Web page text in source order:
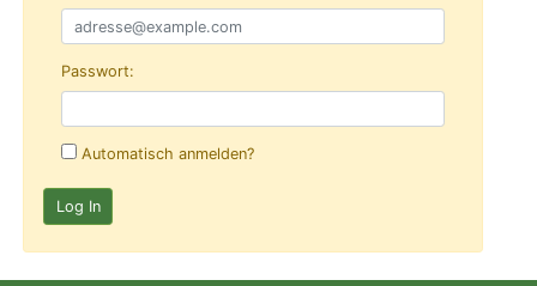
Passwort:
Automatisch anmelden?